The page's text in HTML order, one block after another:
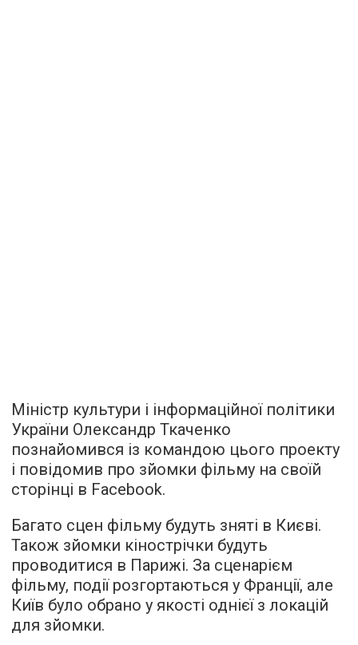
Міністр культури і інформаційної політики
України Олександр Ткаченко
познайомився із командою цього проекту
і повідомив про зйомки фільму на своїй
сторінці в Facebook.
Багато сцен фільму будуть зняті в Києві.
Також зйомки кінострічки будуть
проводитися в Парижі. За сценарієм
фільму, події розгортаються у Франції, але
Київ було обрано у якості однієї з локацій
для зйомки.